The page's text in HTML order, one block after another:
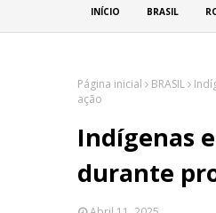
INÍCIO BRASIL
Página inicial BRASIL
ação
Indígenas
durante